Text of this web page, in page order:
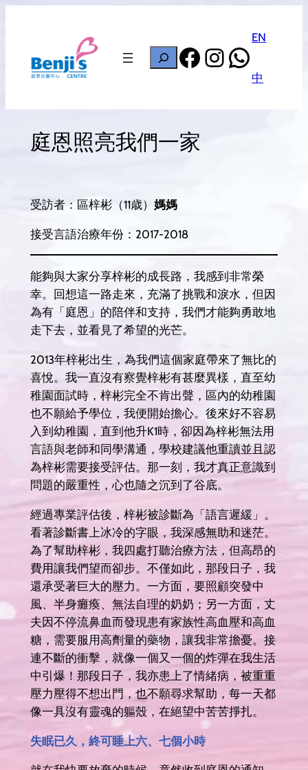
搜
尋
Facebook
Instagram
EN
中
庭恩照亮我們一家
受訪者：區梓彬（11歳） 媽媽
接受言語治療年份：2017-2018
能夠與大家分享梓彬的成長路，我感到非常榮
幸。回想這一路走來，充滿了挑戰和淚水，但因
為有「庭恩」的陪伴和支持，我們才能夠勇敢地
走下去，並看見了希望的光芒。
2013年梓彬出生，為我們這個家庭帶來了無比的
喜悅。我一直沒有察覺梓彬有甚麼異樣，直至幼
稚園面試時，梓彬完全不肯出聲，區內的幼稚園
也不願給予學位，我便開始擔心。後來好不容易
入到幼稚園，直到他升K1時，卻因為梓彬無法用
言語與老師和同學溝通，學校建議他重讀並且認
為梓彬需要接受評估。那一刻，我才真正意識到
問題的嚴重性，心也隨之沉到了谷底。
經過專業評估後，梓彬被診斷為「語言遲緩」。
看著診斷書上冰冷的字眼，我深感無助和迷茫。
為了幫助梓彬，我四處打聽治療方法，但高昂的
費用讓我們望而卻步。不僅如此，那段日子，我
還承受著巨大的壓力。一方面，要照顧突發中
風、半身癱瘓、無法自理的奶奶；另一方面，丈
夫因不停流鼻血而發現患有家族性高血壓和高血
糖，需要服用高劑量的藥物，讓我非常擔憂。接
連不斷的衝擊，就像一個又一個的炸彈在我生活
中引爆！那段日子，我亦患上了情緒病，被重重
壓力壓得不想出門，也不願尋求幫助，每一天都
像一具沒有靈魂的軀殼，在絕望中苦苦掙扎。
失眠已久，終可睡上六、七個小時